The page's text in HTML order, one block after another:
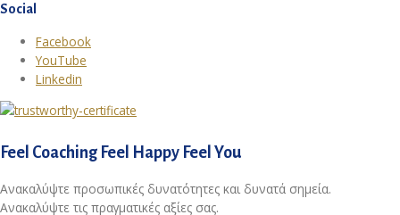
Social
Facebook
YouTube
Linkedin
Feel Coaching Feel Happy Feel You
Ανακαλύψτε προσωπικές δυνατότητες και δυνατά σημεία.
Ανακαλύψτε τις πραγματικές αξίες σας.